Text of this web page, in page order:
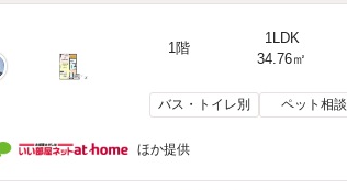
1階
1LDK
34.76㎡
バス・トイレ別 ペット相談
ほか提供